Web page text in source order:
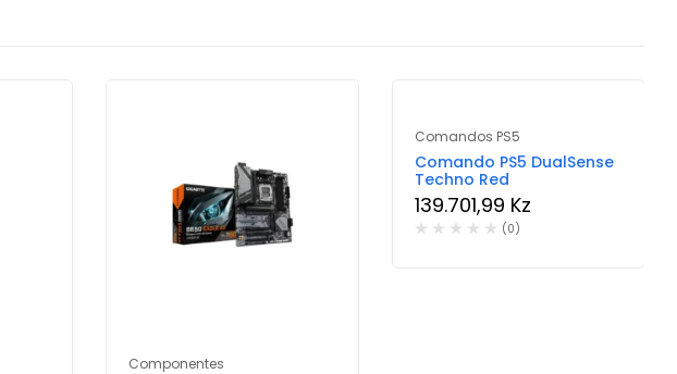
Componentes
Comandos PS5
Comando PS5 DualSense
Techno Red
139.701,99 Kz
(0)